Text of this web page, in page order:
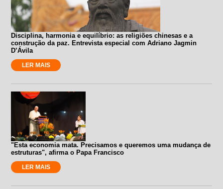
Disciplina, harmonia e equilíbrio: as religiões chinesas e a
construção da paz. Entrevista especial com Adriano Jagmin
D’Ávila
LER MAIS
"Esta economia mata. Precisamos e queremos uma mudança de
estruturas", afirma o Papa Francisco
LER MAIS